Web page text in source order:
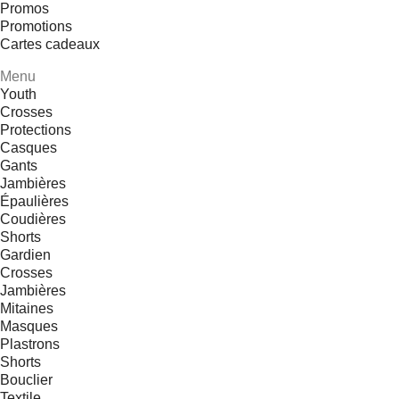
Promos
Promotions
Cartes cadeaux
Menu
Youth
Crosses
Protections
Casques
Gants
Jambières
Épaulières
Coudières
Shorts
Gardien
Crosses
Jambières
Mitaines
Masques
Plastrons
Shorts
Bouclier